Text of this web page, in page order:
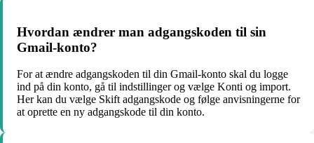
Hvordan ændrer man adgangskoden til sin
Gmail-konto?
For at ændre adgangskoden til din Gmail-konto skal du logge
ind på din konto, gå til indstillinger og vælge Konti og import.
Her kan du vælge Skift adgangskode og følge anvisningerne for
at oprette en ny adgangskode til din konto.